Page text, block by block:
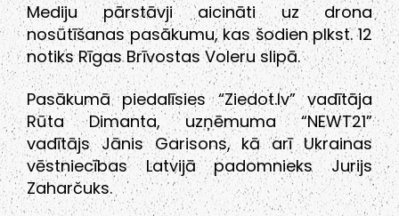
Mediju pārstāvji aicināti uz drona
nosūtīšanas pasākumu, kas šodien plkst. 12
notiks Rīgas Brīvostas Voleru slipā.
Pasākumā piedalīsies “Ziedot.lv” vadītāja
Rūta Dimanta, uzņēmuma “NEWT21”
vadītājs Jānis Garisons, kā arī Ukrainas
vēstniecības Latvijā padomnieks Jurijs
Zaharčuks.